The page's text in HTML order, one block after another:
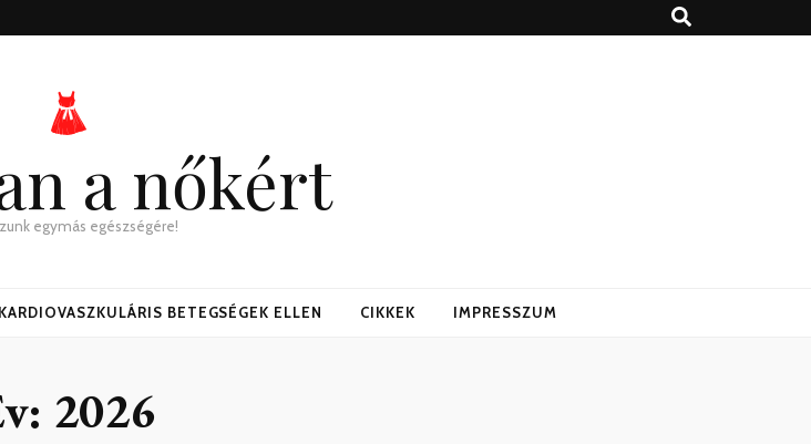
a nőkért
egymás egészségére!
BETEGSÉGEK ELLEN CIKKEK IMPRESSZUM
2026